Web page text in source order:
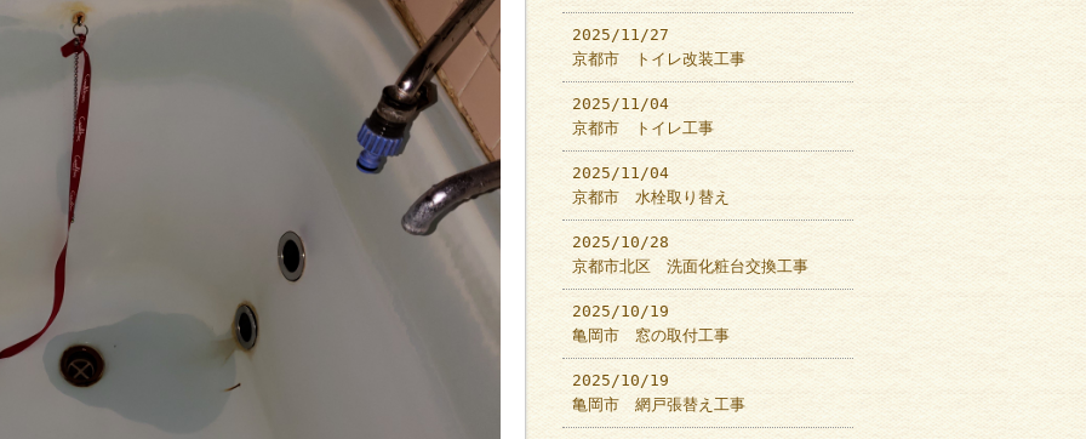
2025/11/27
京都市 トイレ改装工事
2025/11/04
京都市 トイレ工事
2025/11/04
京都市 水栓取り替え
2025/10/28
京都市北区 洗面化粧台交換工事
2025/10/19
亀岡市 窓の取付工事
2025/10/19
亀岡市 網戸張替え工事